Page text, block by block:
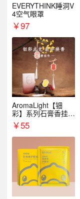
EVERYTHINK睡洞V
4空气眼罩
￥97
AromaLight【钿
彩】系列石膏香挂
（代发香味随机）
￥55